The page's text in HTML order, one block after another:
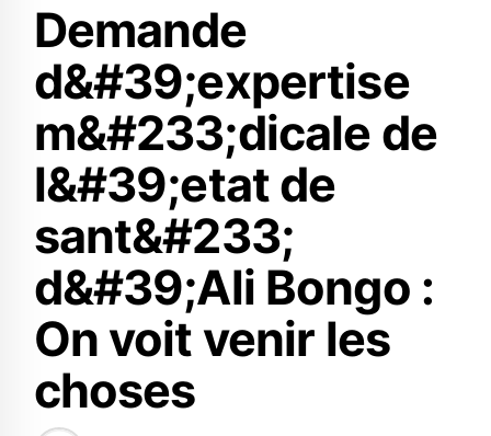
Demande
d&#39;expertise
m&#233;dicale de
l&#39;etat de
sant&#233;
d&#39;Ali Bongo :
On voit venir les
choses